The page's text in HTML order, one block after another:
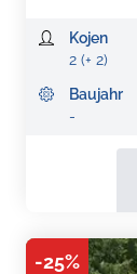
Kojen
2 (+ 2)
Baujahr
-
-25%